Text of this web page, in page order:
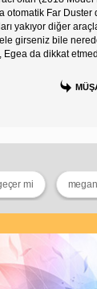
otomatik Far Duster
yakıyor diğer
girseniz bile
Egea da dikkat
mi